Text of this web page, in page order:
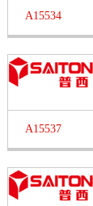
A15534
A15537